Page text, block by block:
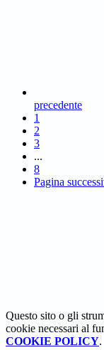
precedente
1
2
3
...
8
Pagina
Questo sito o gli
cookie necessari al
COOKIE POLICY.